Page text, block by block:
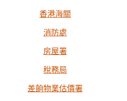
香港海關
消防處
房屋署
稅務局
差餉物業估價署